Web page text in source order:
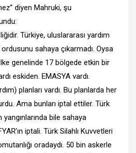
diyen Mahruki, şu
Türkiye, uluslararası yardım
ordusunu sahaya çıkarmadı. Oysa
genelinde 17 bölgede etkin bir
eskiden. EMASYA vardı.
planları vardı. Bu planlarda her
Ama bunları iptal ettiler. Türk
bile sahaya
iptali. Türk Silahlı Kuvvetleri
oradaydı. 50 bin askerle